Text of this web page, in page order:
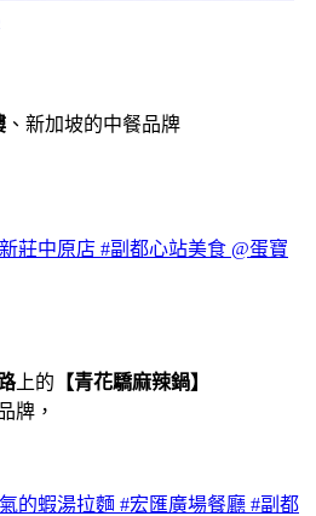
、新加坡的中餐品牌
莊中原店 #副都心站美食 @蛋寶
上的 【青花驕麻辣鍋】
牌，
的蝦湯拉麵 #宏匯廣場餐廳 #副都